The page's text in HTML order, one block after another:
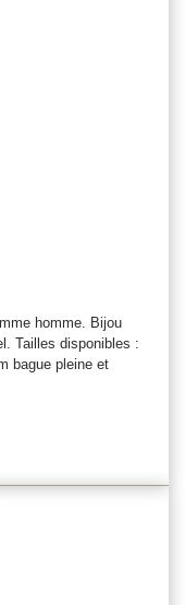
homme. Bijou
Tailles disponibles :
bague pleine et